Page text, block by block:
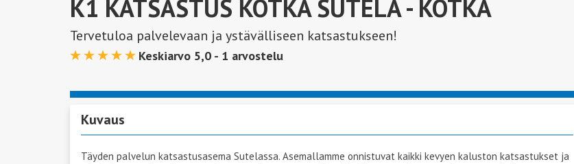
K1 KATSASTUS KOTKA SUTELA- KOTKA
Tervetuloa palvelevaan ja ystävälliseen katsastukseen!
Keskiarvo 5,0 - 1 arvostelu
Kuvaus
Täyden palvelun katsastusasema Sutelassa. Asemallamme onnistuvat kaikki kevyen kaluston katsastukset ja